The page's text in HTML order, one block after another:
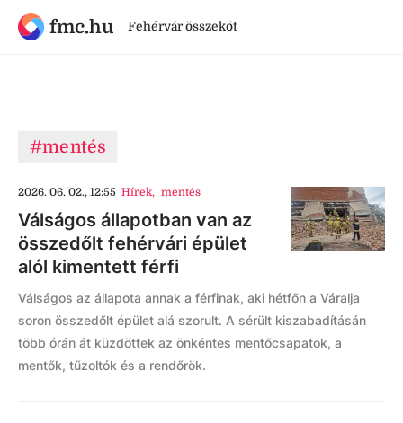
fmc.hu Fehérvár összeköt
#mentés
2026. 06. 02., 12:55 Hírek, mentés
Válságos állapotban van az
összedőlt fehérvári épület
alól kimentett férfi
Válságos az állapota annak a férfinak, aki hétfőn a Váralja
soron összedőlt épület alá szorult. A sérült kiszabadításán
több órán át küzdöttek az önkéntes mentőcsapatok, a
mentők, tűzoltók és a rendőrök.